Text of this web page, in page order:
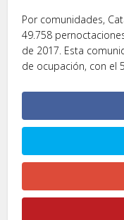
Por comunidades,
49.758
de 2017. Esta
de ocupación, con el